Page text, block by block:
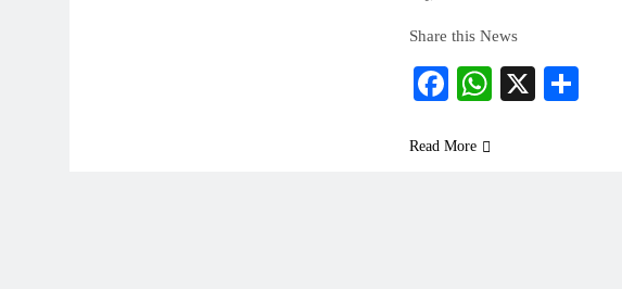
Share this News
Facebook
WhatsApp
X
Read More